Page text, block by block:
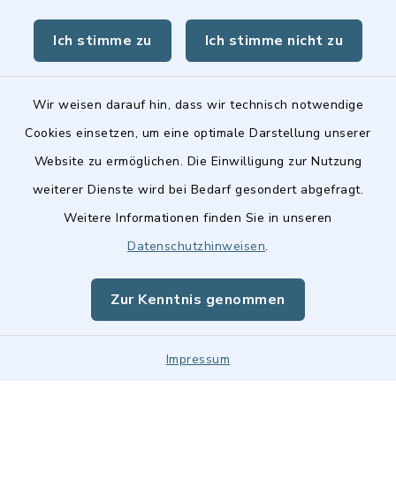
Ich stimme zu Ich stimme nicht zu
Wir weisen darauf hin, dass wir technisch notwendige
Cookies einsetzen, um eine optimale Darstellung unserer
Website zu ermöglichen. Die Einwilligung zur Nutzung
weiterer Dienste wird bei Bedarf gesondert abgefragt.
Weitere Informationen finden Sie in unseren
Datenschutzhinweisen.
Zur Kenntnis genommen
Impressum
Landkreis Fürth
Barrierefreiheit
Impressum
Sitemap